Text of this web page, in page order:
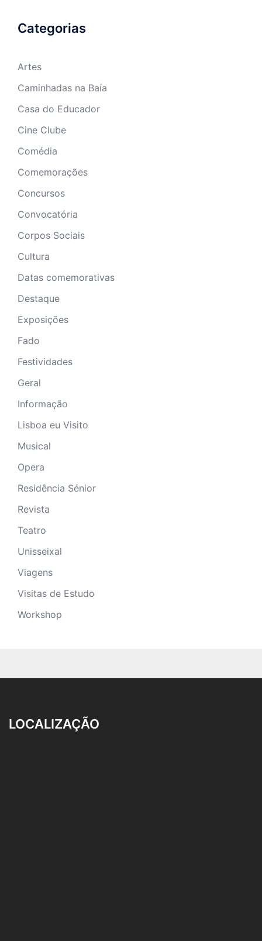
Categorias
Artes
Caminhadas na Baía
Casa do Educador
Cine Clube
Comédia
Comemorações
Concursos
Convocatória
Corpos Sociais
Cultura
Datas comemorativas
Destaque
Exposições
Fado
Festividades
Geral
Informação
Lisboa eu Visito
Musical
Opera
Residência Sénior
Revista
Teatro
Unisseixal
Viagens
Visitas de Estudo
Workshop
LOCALIZAÇÃO